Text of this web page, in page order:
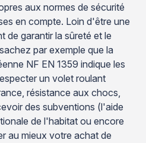
aux normes de sécurité
en compte. Loin d'être une
de garantir la sûreté et le
par exemple que la
NF EN 1359 indique les
un volet roulant
résistance aux chocs,
des subventions (l'aide
de l'habitat ou encore
au mieux votre achat de